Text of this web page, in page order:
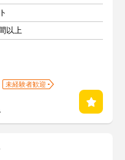
以上
未経験者歓迎